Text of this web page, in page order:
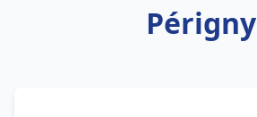
Périgny